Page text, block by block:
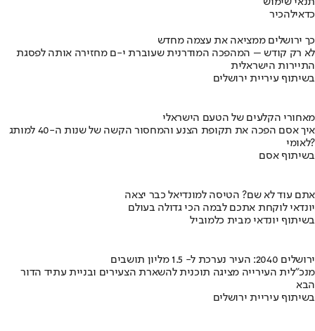
תנאי שימוש
כדאילהכיר
כך ירושלים ממציאה את עצמה מחדש
לא רק קודש – המהפכה המודרנית שעוברת י-ם מחזירה אותה לפסגת
התיירות הישראלית
בשיתוף עיריית ירושלים
מאחורי הקלעים של הטעם הישראלי
איך אסם הפכה את תקופת הצנע והמחסור הקשה של שנות ה-40 למותג
לאומי?
בשיתוף אסם
אתם עוד לא שם? הטיסה למונדיאל כבר יצאה
יונדאי לוקחת אתכם לבמה הכי גדולה בעולם
בשיתוף יונדאי מבית כלמוביל
ירושלים 2040: העיר נערכת ל- 1.5 מליון תושבים
מנכ"לית העירייה מציגה תוכנית להשארת הצעירים ובניית עתיד הדור
הבא
בשיתוף עיריית ירושלים